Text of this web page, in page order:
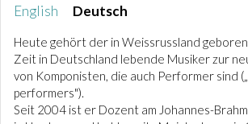
English Deutsch
Heute gehört der in Weissrussland
Zeit in Deutschland lebende Musiker zur
von Komponisten, die auch Performer sind
performers").
Seit 2004 ist er Dozent am Johannes-